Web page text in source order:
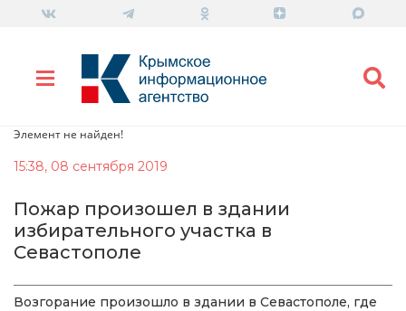
Элемент не найден!
15:38, 08 сентября 2019
Пожар произошел в здании
избирательного участка в
Севастополе
Возгорание произошло в здании в Севастополе, где